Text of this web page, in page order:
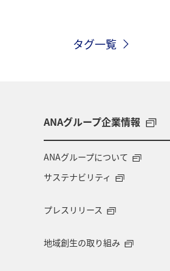
タグ一覧
ANAグループ企業情報
ANAグループについて
サステナビリティ
プレスリリース
地域創生の取り組み